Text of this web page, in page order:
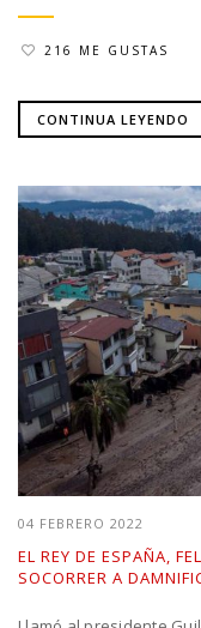
216 ME GUSTAS
CONTINUA LEYENDO
04 FEBRERO 2022
EL REY DE ESPAÑA,
SOCORRER A